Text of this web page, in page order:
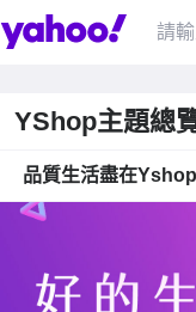
YShop主題總
品質生活盡在Yshop